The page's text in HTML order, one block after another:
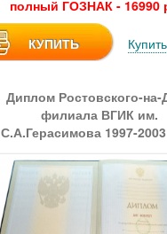
полный ГОЗНАК - 16990
КУПИТЬ
Диплом Ростовского-на-
филиала ВГИК им.
С.А.Герасимова 1997-